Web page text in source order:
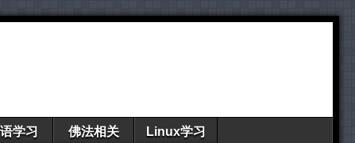
学习 佛法相关 Linux学习